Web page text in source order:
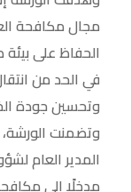
مجال مكافحة
الحفاظ على
في الحد من
وتحسين جودة
وتضمنت
المدير العام
مدخلًا إلى